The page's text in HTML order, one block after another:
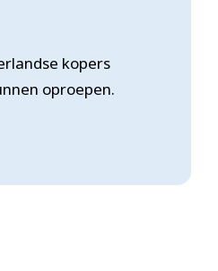
kopers
oproepen.